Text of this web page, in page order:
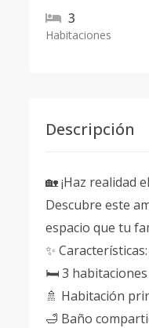
3
Habitaciones
Descripción
🏡 ¡Haz realidad
Descubre este
espacio que tu
✨ Características:
🛏️ 3 habitaciones
🚿 Habitación
🛁 Baño